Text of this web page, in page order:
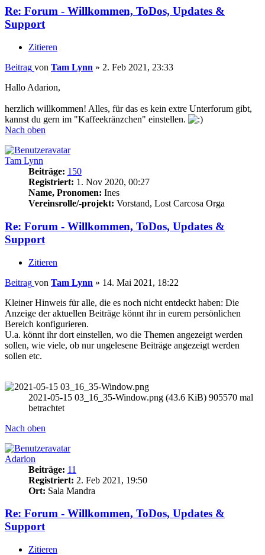
Re: Forum - Willkommen, ToDos, Updates &
Support
Zitieren
Beitrag von Tam Lynn » 2. Feb 2021, 23:33
Hallo Adarion,
herzlich willkommen! Alles, für das es kein extre Unterforum gibt,
kannst du gern im "Kaffeekränzchen" einstellen.
Nach oben
Tam Lynn
Beiträge: 150
Registriert: 1. Nov 2020, 00:27
Name, Pronomen: Ines
Vereinsrolle/-projekt: Vorstand, Lost Carcosa Orga
Re: Forum - Willkommen, ToDos, Updates &
Support
Zitieren
Beitrag von Tam Lynn » 14. Mai 2021, 18:22
Kleiner Hinweis für alle, die es noch nicht entdeckt haben: Die
Anzeige der aktuellen Beiträge könnt ihr in eurem persönlichen
Bereich konfigurieren.
U.a. könnt ihr dort einstellen, wo die Themen angezeigt werden
sollen, wie viele, ob nur ungelesene Beiträge angezeigt werden
sollen etc.
2021-05-15 03_16_35-Window.png (43.6 KiB) 905570 mal
betrachtet
Nach oben
Adarion
Beiträge: 11
Registriert: 2. Feb 2021, 19:50
Ort: Sala Mandra
Re: Forum - Willkommen, ToDos, Updates &
Support
Zitieren